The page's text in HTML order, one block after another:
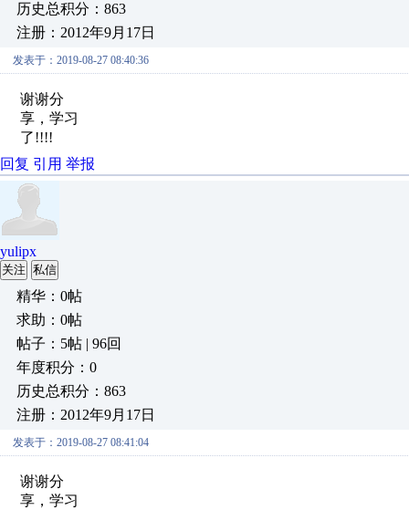
历史总积分：863
注册：2012年9月17日
发表于：2019-08-27 08:40:36
谢谢分
享，学习
了!!!!
回复 引用 举报
yulipx
关注 私信
精华：0帖
求助：0帖
帖子：5帖 | 96回
年度积分：0
历史总积分：863
注册：2012年9月17日
发表于：2019-08-27 08:41:04
谢谢分
享，学习